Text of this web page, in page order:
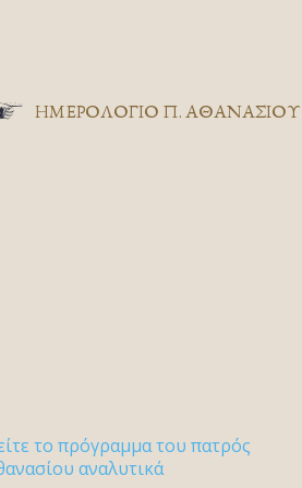
ΗΜΕΡΟΛΟΓΙΟ Π. ΑΘΑΝΑΣΙΟΥ
το πρόγραμμα του πατρός
αναλυτικά